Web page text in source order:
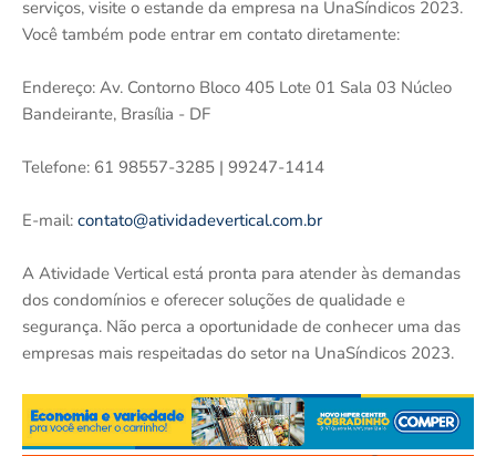
serviços, visite o estande da empresa na UnaSíndicos 2023.
Você também pode entrar em contato diretamente:
Endereço: Av. Contorno Bloco 405 Lote 01 Sala 03 Núcleo
Bandeirante, Brasília - DF
Telefone: 61 98557-3285 | 99247-1414
E-mail: contato@atividadevertical.com.br
A Atividade Vertical está pronta para atender às demandas
dos condomínios e oferecer soluções de qualidade e
segurança. Não perca a oportunidade de conhecer uma das
empresas mais respeitadas do setor na UnaSíndicos 2023.